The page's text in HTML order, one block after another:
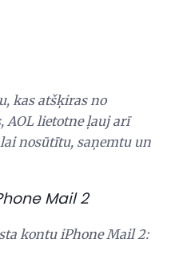
kas atšķiras no
AOL lietotne ļauj arī
nosūtītu, saņemtu un
Mail 2
kontu iPhone Mail 2: